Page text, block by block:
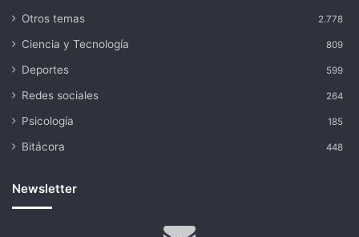
Otros temas 2.778
Ciencia y Tecnología 809
Deportes 599
Redes sociales 264
Psicología 185
Bitácora 448
Newsletter